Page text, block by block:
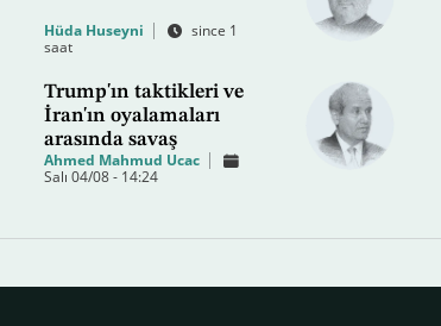
Hüda Huseyni
since 1
saat
Trump'ın taktikleri ve
İran'ın oyalamaları
arasında savaş
Ahmed Mahmud Ucac
Salı 04/08 - 14:24